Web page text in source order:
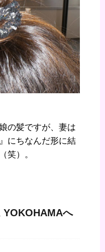
の髪ですが、妻は
にちなんだ形に結
笑）。
YOKOHAMAへ